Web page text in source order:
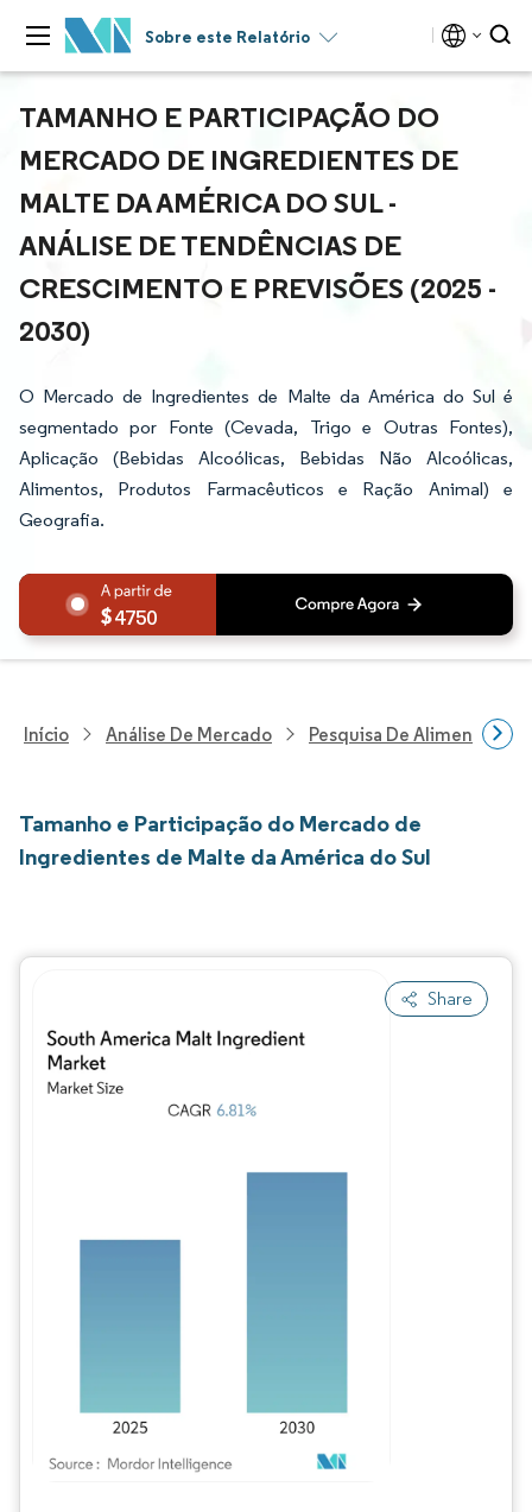
Sobre este Relatório
TAMANHO E PARTICIPAÇÃO DO
MERCADO DE INGREDIENTES DE
MALTE DA AMÉRICA DO SUL -
ANÁLISE DE TENDÊNCIAS DE
CRESCIMENTO E PREVISÕES (2025 -
2030)
O Mercado de Ingredientes de Malte da América do Sul é
segmentado por Fonte (Cevada, Trigo e Outras Fontes),
Aplicação (Bebidas Alcoólicas, Bebidas Não Alcoólicas,
Alimentos, Produtos Farmacêuticos e Ração Animal) e
Geografia.
4750
Início Análise De Mercado Pesquisa De Alimentos E
Tamanho e Participação do Mercado de
Ingredientes de Malte da América do Sul
Share